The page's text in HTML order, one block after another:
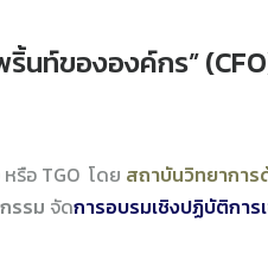
นท์ขององค์กร”
รือ TGO โดย สถาบันวิทยากา
รรม จัดการอบรมเชิงปฏิบัติกา